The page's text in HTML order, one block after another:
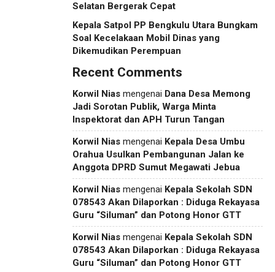
Selatan Bergerak Cepat
Kepala Satpol PP Bengkulu Utara Bungkam
Soal Kecelakaan Mobil Dinas yang
Dikemudikan Perempuan
Recent Comments
Korwil Nias mengenai Dana Desa Memong
Jadi Sorotan Publik, Warga Minta
Inspektorat dan APH Turun Tangan
Korwil Nias mengenai Kepala Desa Umbu
Orahua Usulkan Pembangunan Jalan ke
Anggota DPRD Sumut Megawati Jebua
Korwil Nias mengenai Kepala Sekolah SDN
078543 Akan Dilaporkan : Diduga Rekayasa
Guru “Siluman” dan Potong Honor GTT
Korwil Nias mengenai Kepala Sekolah SDN
078543 Akan Dilaporkan : Diduga Rekayasa
Guru “Siluman” dan Potong Honor GTT